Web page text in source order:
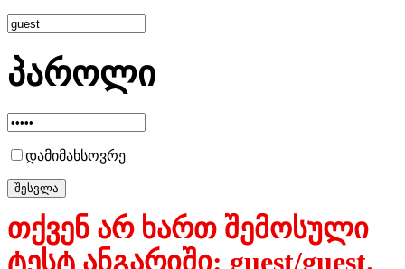
პაროლი
დამიმახსოვრე
თქვენ არ ხართ შემოსული
ტესტ ანგარიში: guest/guest.